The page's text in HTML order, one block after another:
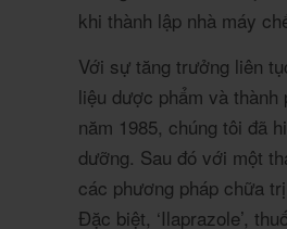
khi thành lập nhà máy
Với sự tăng trưởng liên
liệu dược phẩm và
năm 1985, chúng tôi đã
dưỡng. Sau đó với một
các phương pháp chữa
Đặc biệt, ‘Ilaprazole’,